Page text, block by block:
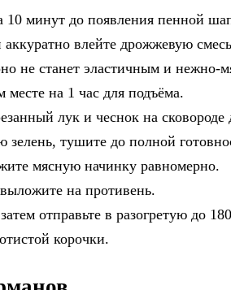
10 минут до появления пенной
влейте дрожжевую
не станет эластичным и нежно-
месте на 1 час для подъёма.
лук и чеснок на сковороде
тушите до полной
мясную начинку равномерно.
на противень.
отправьте в разогретую до
корочки.